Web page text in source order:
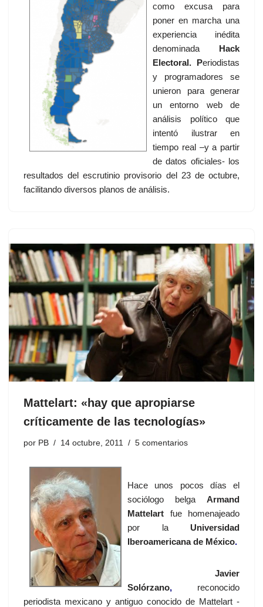
como excusa para
poner en marcha una
experiencia inédita
denominada Hack
Electoral. Periodistas
y programadores se
unieron para generar
un entorno web de
análisis político que
intentó ilustrar en
tiempo real –y a partir
de datos oficiales- los
resultados del escrutinio provisorio del 23 de octubre,
facilitando diversos planos de análisis.
Mattelart: «hay que apropiarse
críticamente de las tecnologías»
por PB 14 octubre, 2011 5 comentarios
Hace unos pocos días el
sociólogo belga Armand
Mattelart fue homenajeado
por la Universidad
Iberoamericana de México.
Javier
Solórzano, reconocido
periodista mexicano y antiguo conocido de Mattelart -